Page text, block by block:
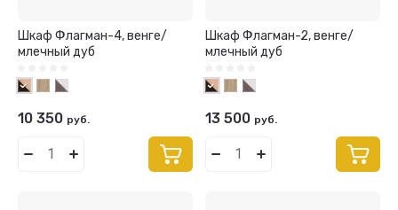
Шкаф Флагман-4, венге/
млечный дуб
10 350 руб.
Шкаф Флагман-2, венге/
млечный дуб
13 500 руб.